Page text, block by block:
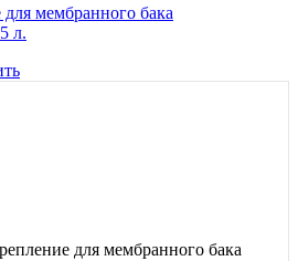
для мембранного бака